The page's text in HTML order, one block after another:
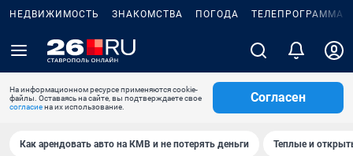
НЕДВИЖИМОСТЬ ЗНАКОМСТВА ПОГОДА ТЕЛЕПРОГРАММА
На информационном ресурсе применяются cookie-
файлы. Оставаясь на сайте, вы подтверждаете свое
согласиена их использование.
Согласен
Как арендовать авто на КМВ и не потерять деньги Теплые и